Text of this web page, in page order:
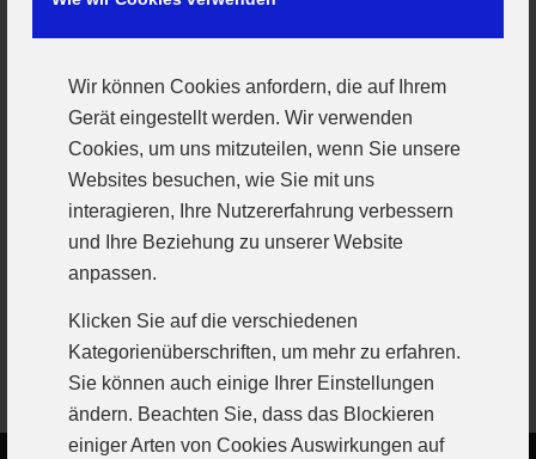
Wir können Cookies anfordern, die auf Ihrem
Gerät eingestellt werden. Wir verwenden
Cookies, um uns mitzuteilen, wenn Sie unsere
Websites besuchen, wie Sie mit uns
interagieren, Ihre Nutzererfahrung verbessern
und Ihre Beziehung zu unserer Website
anpassen.
Klicken Sie auf die verschiedenen
Kategorienüberschriften, um mehr zu erfahren.
Sie können auch einige Ihrer Einstellungen
ändern. Beachten Sie, dass das Blockieren
einiger Arten von Cookies Auswirkungen auf
Leistungssteigerung erfolgte so waren in den
auch Abstimmungsfehler in der Abwehr, sowie keine
glückliche Torwartleistung ein Manko an diesem Tag.
Doch wer die Damen kennt, weiß dass aufgeben
keine Option ist und so wurde auch agiert, doch leider
hieß es am Ende 26:27 für den Gast. „Unser Problem
ist leider, dass wir zu lieb sind, wir müssen dem
Gegner wehtun und im Angriff auf die Nahtstellen
gehen, da reicht es nicht, wenn es nur ein oder zwei
Spielerinnen machen, sondern alle zusammen
müssen das tun“